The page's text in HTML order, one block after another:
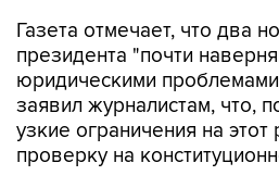
Газета отмечает, что два
президента "почти
юридическими
заявил журналистам, что,
узкие ограничения на этот
проверку на